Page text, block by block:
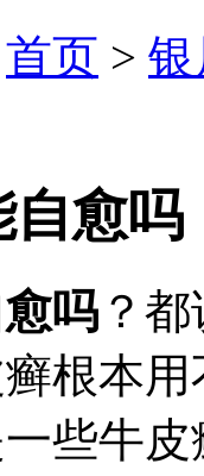
首页 >
自愈吗
吗 ？
根本
些牛